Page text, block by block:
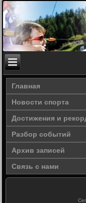
Главная
Новости спорта
Достижения и
Разбор событий
Архив записей
Связь с нами